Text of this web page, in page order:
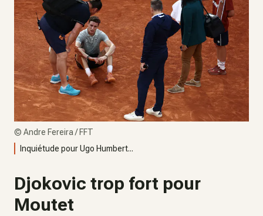
© Andre Fereira / FFT
Inquiétude pour Ugo Humbert...
Djokovic trop fort pour
Moutet